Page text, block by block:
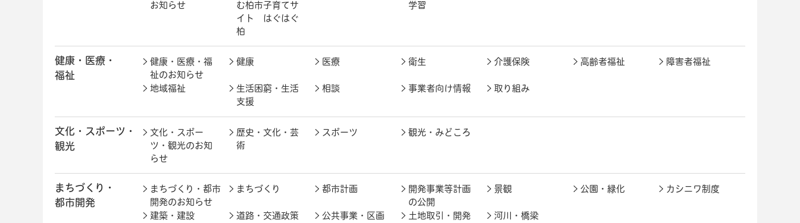
お知らせ
む柏市子育てサ
イト はぐはぐ
柏
学習
健康・医療・
福祉
健康・医療・福
祉のお知らせ
健康 医療 衛生 介護保険 高齢者福祉 障害者福祉
地域福祉
生活困窮・生活
支援
相談 事業者向け情報 取り組み
文化・スポーツ・
観光
文化・スポー
ツ・観光のお知
らせ
歴史・文化・芸
術
スポーツ 観光・みどころ
まちづくり・
都市開発
まちづくり・都市
開発のお知らせ
まちづくり 都市計画
開発事業等計画
の公開
景観 公園・緑化 カシニワ制度
建築・建設 道路・交通政策
公共事業・区画
土地取引・開発
河川・橋梁